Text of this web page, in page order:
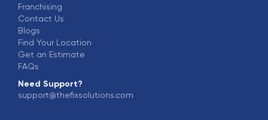
Franchising
Contact Us
Blogs
Find Your Location
Get an Estimate
FAQs
Need Support?
support@thefixsolutions.com